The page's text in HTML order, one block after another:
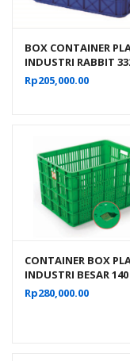
BOX CONTAINER
INDUSTRI RABBIT
VOLUME 60 LITER
60x40x26 CM
Rp205,000.00
CONTAINER BOX
INDUSTRI BESAR 140
BERLUBANG RODA
HANATA 3000
Rp280,000.00